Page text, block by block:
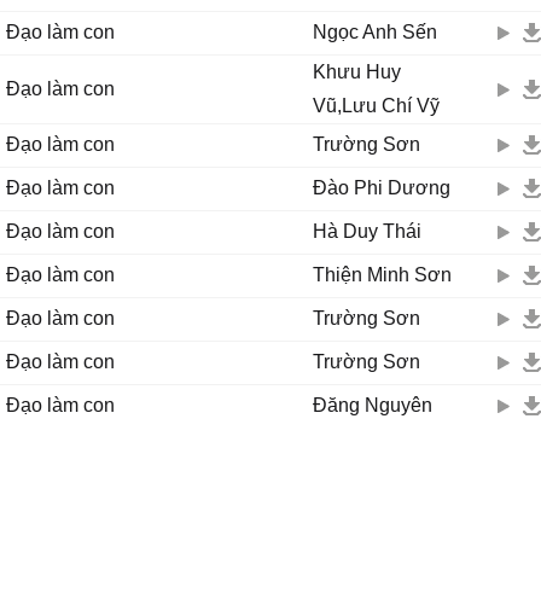
Đạo làm con Ngọc Anh Sến
Đạo làm con
Khưu Huy
Vũ,Lưu Chí Vỹ
Đạo làm con
Trường Sơn
Đạo làm con Đào Phi Dương
Đạo làm con Hà Duy Thái
Đạo làm con Thiện Minh Sơn
Đạo làm con Trường Sơn
Đạo làm con Trường Sơn
Đạo làm con Đăng Nguyên